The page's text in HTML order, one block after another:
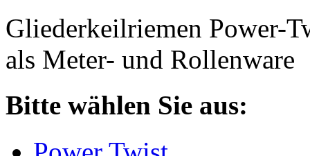
Gliederkeilriemen Power-
als Meter- und Rollenware
Bitte wählen Sie aus: